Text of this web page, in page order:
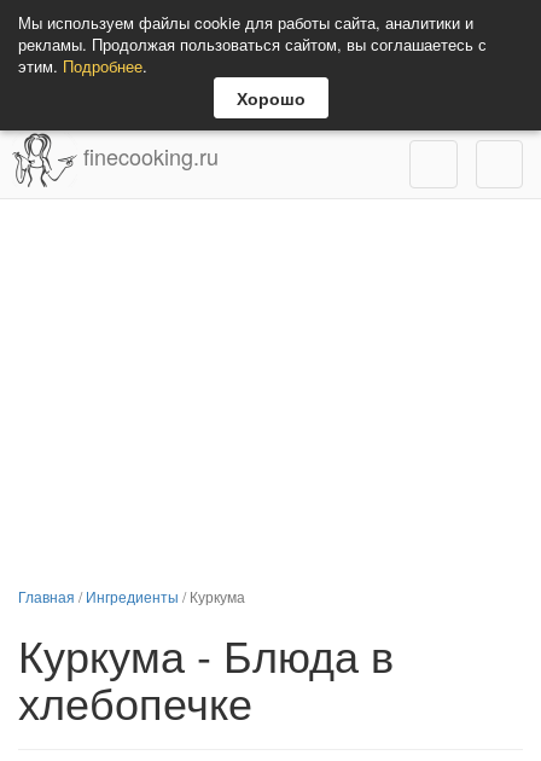
Мы используем файлы cookie для работы сайта, аналитики и
рекламы. Продолжая пользоваться сайтом, вы соглашаетесь с
этим. Подробнее.
Хорошо
finecooking.ru
Главная /Ингредиенты /Куркума
Куркума - Блюда в
хлебопечке